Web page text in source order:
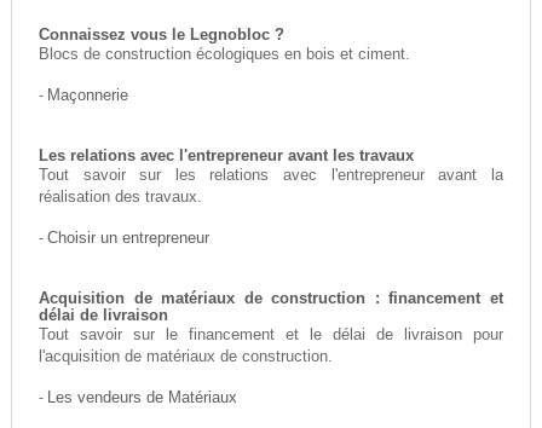
Connaissez vous le Legnobloc ?
Blocs de construction écologiques en bois et ciment.
- Maçonnerie
Les relations avec l'entrepreneur avant les travaux
Tout savoir sur les relations avec l'entrepreneur avant la
réalisation des travaux.
- Choisir un entrepreneur
Acquisition de matériaux de construction : financement et
délai de livraison
Tout savoir sur le financement et le délai de livraison pour
l'acquisition de matériaux de construction.
- Les vendeurs de Matériaux